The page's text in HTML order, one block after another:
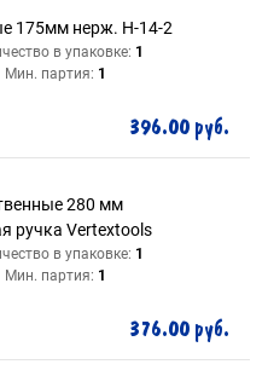
175мм нерж. Н-14-2
в упаковке: 1
Мин. партия: 1
396.00 руб.
280 мм
ручка Vertextools
в упаковке: 1
Мин. партия: 1
376.00 руб.